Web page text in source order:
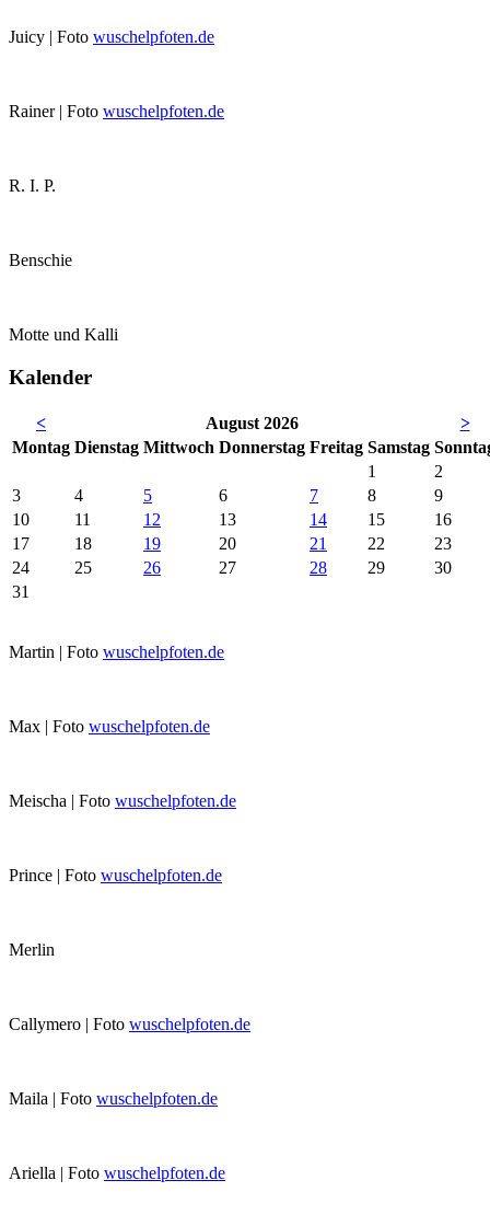
Juicy | Foto wuschelpfoten.de
Rainer | Foto wuschelpfoten.de
R. I. P.
Benschie
Motte und Kalli
Kalender
< August 2026
>
Montag Dienstag Mittwoch Donnerstag Freitag Samstag So
1
2
3
4 5 6 7 8
9
10
11 12 13 14 15
16
17
18 19 20 21 22
23
24
25 26 27 28 29
30
31
Martin | Foto wuschelpfoten.de
Max | Foto wuschelpfoten.de
Meischa | Foto wuschelpfoten.de
Prince | Foto wuschelpfoten.de
Merlin
Callymero | Foto wuschelpfoten.de
Maila | Foto wuschelpfoten.de
Ariella | Foto wuschelpfoten.de